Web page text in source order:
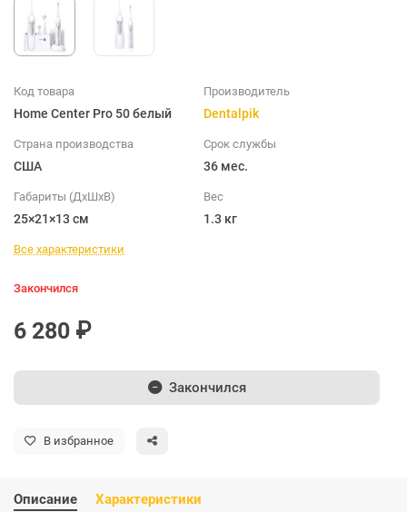
Код товара
Home Center Pro 50 белый
Производитель
Dentalpik
Страна производства
США
Срок службы
36 мес.
Габариты (ДхШхВ)
25×21×13 см
Вес
1.3 кг
Все характеристики
Закончился
6 280 ₽
Закончился
В избранное
Описание Характеристики